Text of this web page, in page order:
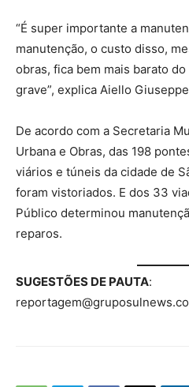
“É super importante a
manutenção, o custo disso,
obras, fica bem mais barato
grave”, explica Aiello
De acordo com a Secretaria
Urbana e Obras, das 198
viários e túneis da cidade de
foram vistoriados. E dos 33
Público determinou
reparos.
SUGESTÕES DE PAUTA: